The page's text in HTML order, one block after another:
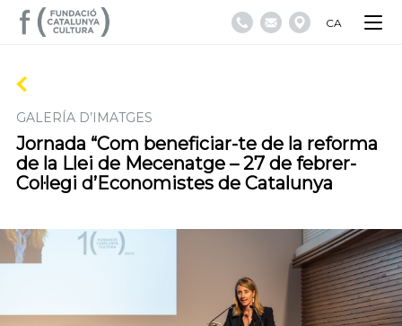
CA
GALERÍA D’IMATGES
Jornada “Com beneficiar-te de la reforma
de la Llei de Mecenatge – 27 de febrer-
Col·legi d’Economistes de Catalunya